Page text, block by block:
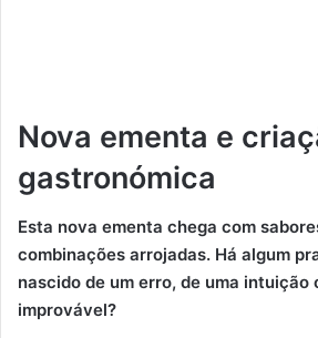
Nova ementa e
gastronómica
Esta nova ementa chega com
combinações arrojadas. Há algum
nascido de um erro, de uma intuição
improvável?